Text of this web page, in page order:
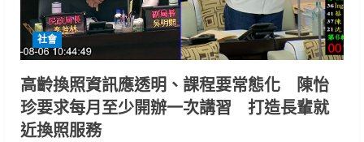
社會
高齡換照資訊應透明、課程要常態化 陳怡
珍要求每月至少開辦一次講習 打造長輩就
近換照服務